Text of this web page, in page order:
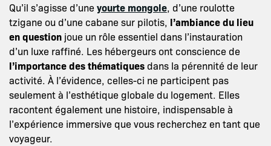
Qu’il s’agisse d’uneyourte mongole, d’une roulotte
tzigane ou d’une cabane sur pilotis, l’ambiance du lieu
en question joue un rôle essentiel dans l’instauration
d’un luxe raffiné. Les hébergeurs ont conscience de
l’importance des thématiques dans la pérennité de leur
activité. À l’évidence, celles-ci ne participent pas
seulement à l’esthétique globale du logement. Elles
racontent également une histoire, indispensable à
l’expérience immersive que vous recherchez en tant que
voyageur.